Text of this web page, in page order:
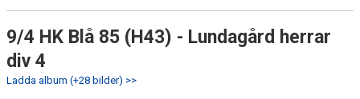
9/4 HK Blå 85 (H43) - Lundagård herrar
div 4
Ladda album (+28 bilder) >>